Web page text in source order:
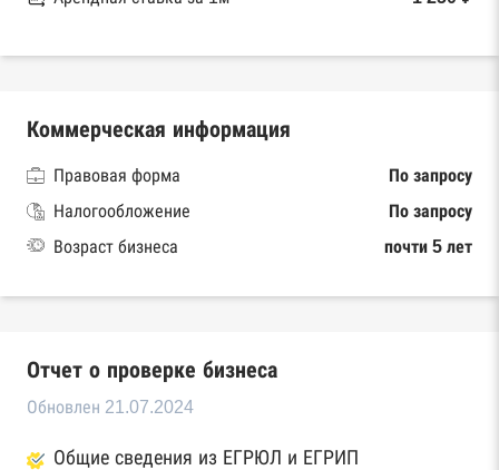
Коммерческая информация
Правовая форма
По запросу
Налогообложение
По запросу
Возраст бизнеса
почти 5 лет
Отчет о проверке бизнеса
Обновлен 21.07.2024
Общие сведения из ЕГРЮЛ и ЕГРИП